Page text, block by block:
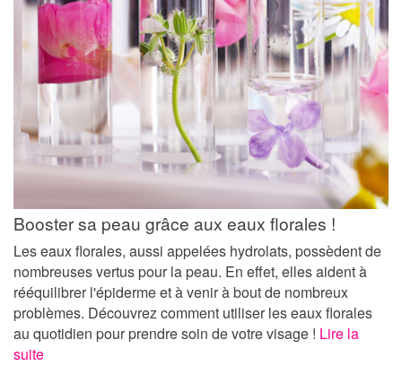
Booster sa peau grâce aux eaux florales !
Les eaux florales, aussi appelées hydrolats, possèdent de
nombreuses vertus pour la peau. En effet, elles aident à
rééquilibrer l'épiderme et à venir à bout de nombreux
problèmes. Découvrez comment utiliser les eaux florales
au quotidien pour prendre soin de votre visage ! Lire la
suite